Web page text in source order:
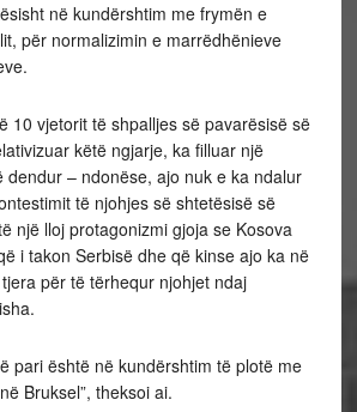
në kundërshtim me frymën e
për normalizimin e marrëdhënieve
10 vjetorit të shpalljes së pavarësisë së
këtë ngjarje, ka filluar një
dendur – ndonëse, ajo nuk e ka ndalur
të njohjes së shtetësisë së
një lloj protagonizmi gjoja se Kosova
i takon Serbisë dhe që kinse ajo ka në
për të tërhequr njohjet ndaj
pari është në kundërshtim të plotë me
Bruksel”, theksoi ai.